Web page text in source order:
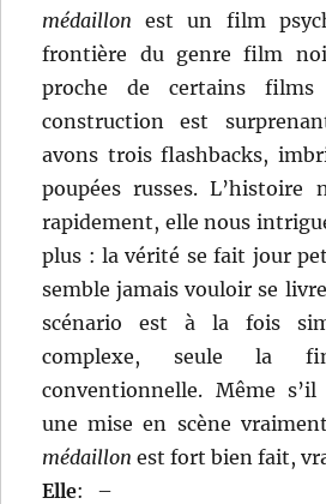
médaillon est un film
frontière du genre film
proche de certains films
construction est
avons trois flashbacks,
poupées russes. L’histoire
rapidement, elle nous
plus : la vérité se fait jour
semble jamais vouloir se
scénario est à la fois
complexe, seule la
conventionnelle. Même
une mise en scène
médaillon est fort bien fait,
Elle:
–